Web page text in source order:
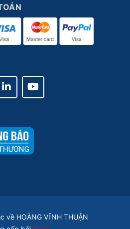
về HOÀNG VĨNH THUẬN